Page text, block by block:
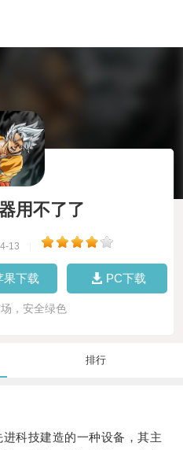
用不了了
13
果下载 PC下载
，安全绿色
排行
科技建造的一种设备，其主